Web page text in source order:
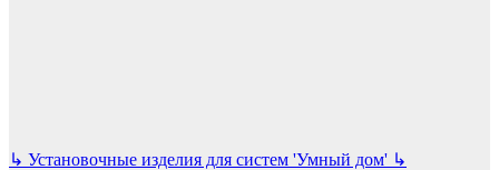
↳ Установочные изделия для систем 'Умный дом' ↳